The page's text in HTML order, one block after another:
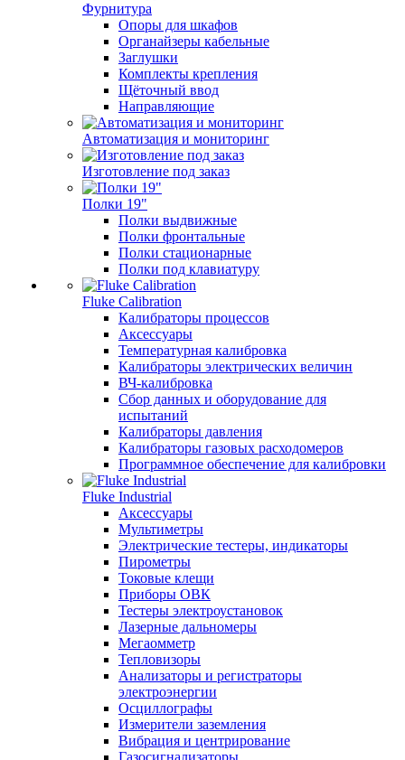
Фурнитура
Опоры для шкафов
Органайзеры кабельные
Заглушки
Комплекты крепления
Щёточный ввод
Направляющие
Автоматизация и мониторинг
Изготовление под заказ
Полки 19"
Полки выдвижные
Полки фронтальные
Полки стационарные
Полки под клавиатуру
Fluke Calibration
Калибраторы процессов
Аксессуары
Температурная калибровка
Калибраторы электрических величин
ВЧ-калибровка
Сбор данных и оборудование для
испытаний
Калибраторы давления
Калибраторы газовых расходомеров
Программное обеспечение для калибровки
Fluke Industrial
Аксессуары
Мультиметры
Электрические тестеры, индикаторы
Пирометры
Токовые клещи
Приборы ОВК
Тестеры электроустановок
Лазерные дальномеры
Мегаомметр
Тепловизоры
Анализаторы и регистраторы
электроэнергии
Осциллографы
Измерители заземления
Вибрация и центрирование
Газосигнализаторы